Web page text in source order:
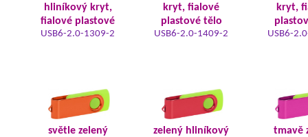
hliníkový kryt,
fialové plastové
USB6-2.0-1309-2
kryt, fialové
plastové tělo
USB6-2.0-1409-2
kryt,
USB6-
světle zelený
zelený hliníkový
tmavě